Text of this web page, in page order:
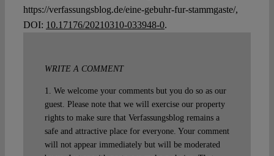
https://verfassungsblog.de/eine-gebuhr-fur-stammgaste/,
DOI: 10.17176/20210310-033948-0.
WRITE A COMMENT
1. We welcome your comments but you do so as our
guest. Please note that we will exercise our property
rights to make sure that Verfassungsblog remains a
safe and attractive place for everyone. Your comment
will not appear immediately but will be moderated